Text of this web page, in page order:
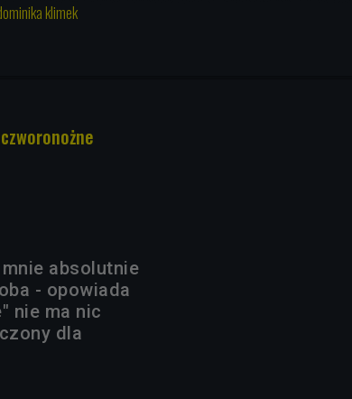
klimek
absolutnie
- opowiada
nie ma nic
dla